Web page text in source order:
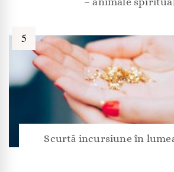
Scurtă incursiune în